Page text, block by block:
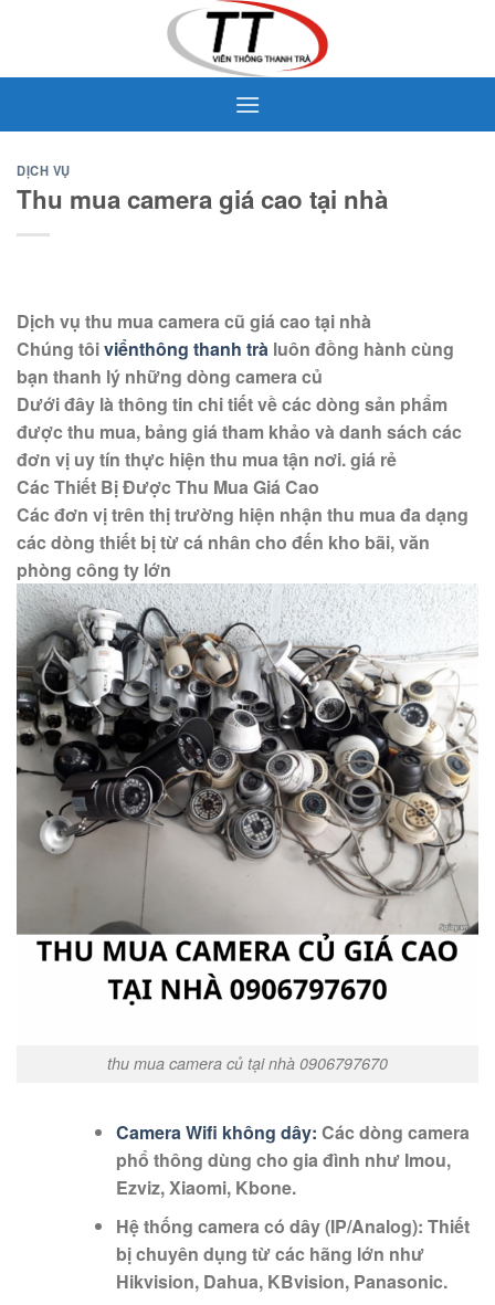
DỊCH VỤ
Thu mua camera giá cao tại nhà
Dịch vụ thu mua camera cũ giá cao tại nhà
Chúng tôiviểnthông thanh trà luôn đồng hành cùng
bạn thanh lý những dòng camera củ
Dưới đây là thông tin chi tiết về các dòng sản phẩm
được thu mua, bảng giá tham khảo và danh sách các
đơn vị uy tín thực hiện thu mua tận nơi. giá rẻ
Các Thiết Bị Được Thu Mua Giá Cao
Các đơn vị trên thị trường hiện nhận thu mua đa dạng
các dòng thiết bị từ cá nhân cho đến kho bãi, văn
phòng công ty lớn
thu mua camera củ tại nhà 0906797670
Camera Wifi không dây: Các dòng camera
phổ thông dùng cho gia đình như Imou,
Ezviz, Xiaomi, Kbone.
Hệ thống camera có dây (IP/Analog): Thiết
bị chuyên dụng từ các hãng lớn như
Hikvision, Dahua, KBvision, Panasonic.